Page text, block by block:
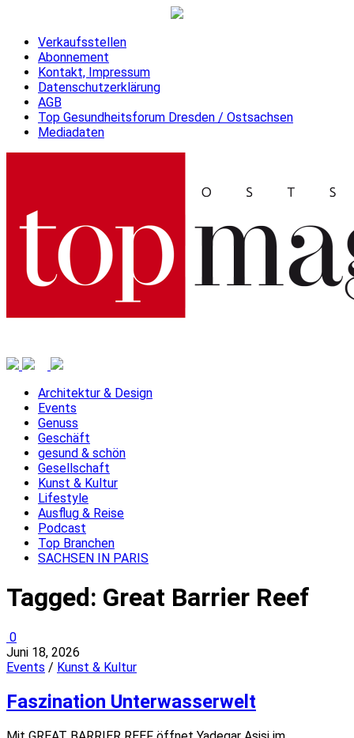
Verkaufsstellen
Abonnement
Kontakt, Impressum
Datenschutzerklärung
AGB
Top Gesundheitsforum Dresden / Ostsachsen
Mediadaten
Architektur & Design
Events
Genuss
Geschäft
gesund & schön
Gesellschaft
Kunst & Kultur
Lifestyle
Ausflug & Reise
Podcast
Top Branchen
SACHSEN IN PARIS
Tagged: Great Barrier Reef
0
Juni 18, 2026
Events / Kunst & Kultur
Faszination Unterwasserwelt